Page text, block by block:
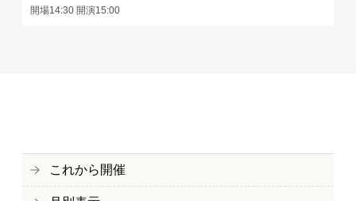
開場14:30 開演15:00
これから開催